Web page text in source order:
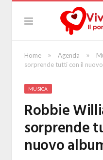
Home » Agenda »
sorprende tutti con il nuovo
MUSICA
Robbie
sorprende
nuovo